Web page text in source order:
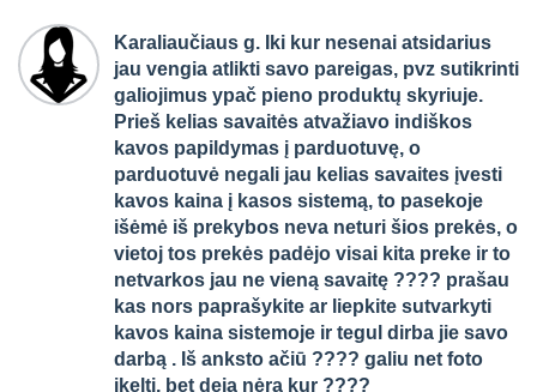
Karaliaučiaus g. Iki kur nesenai atsidarius
jau vengia atlikti savo pareigas, pvz sutikrinti
galiojimus ypač pieno produktų skyriuje.
Prieš kelias savaitės atvažiavo indiškos
kavos papildymas į parduotuvę, o
parduotuvė negali jau kelias savaites įvesti
kavos kaina į kasos sistemą, to pasekoje
išėmė iš prekybos neva neturi šios prekės, o
vietoj tos prekės padėjo visai kita preke ir to
netvarkos jau ne vieną savaitę ???? prašau
kas nors paprašykite ar liepkite sutvarkyti
kavos kaina sistemoje ir tegul dirba jie savo
darbą . Iš anksto ačiū ???? galiu net foto
įkelti, bet deja nėra kur ????